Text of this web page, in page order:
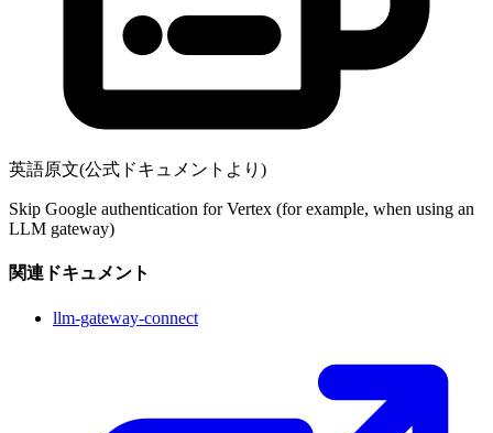
英語原文(公式ドキュメントより)
Skip Google authentication for Vertex (for example, when using an
LLM gateway)
関連ドキュメント
llm-gateway-connect